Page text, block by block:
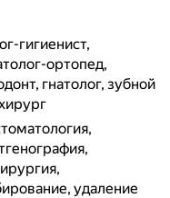
гигиенист,
ортопед,
гнатолог, зубной
удаление